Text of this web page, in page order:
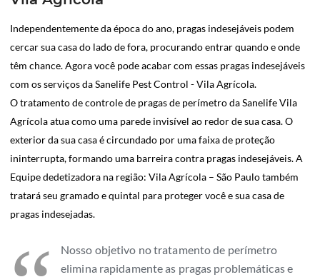
Independentemente da época do ano, pragas indesejáveis podem
cercar sua casa do lado de fora, procurando entrar quando e onde
têm chance. Agora você pode acabar com essas pragas indesejáveis
com os serviços da Sanelife Pest Control - Vila Agrícola.
O tratamento de controle de pragas de perímetro da Sanelife Vila
Agrícola atua como uma parede invisível ao redor de sua casa. O
exterior da sua casa é circundado por uma faixa de proteção
ininterrupta, formando uma barreira contra pragas indesejáveis. A
Equipe dedetizadora na região: Vila Agrícola – São Paulo também
tratará seu gramado e quintal para proteger você e sua casa de
pragas indesejadas.
Nosso objetivo no tratamento de perímetro
elimina rapidamente as pragas problemáticas e